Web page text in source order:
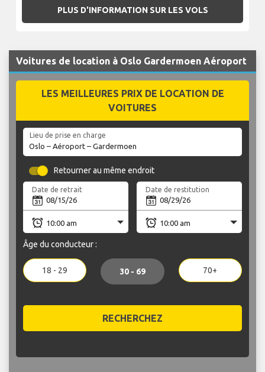
PLUS D'INFORMATION SUR LES VOLS
Voitures de location à Oslo Gardermoen Aéroport
LES MEILLEURES PRIX DE LOCATION DE
VOITURES
Lieu de prise en charge
Retourner au même endroit
Date de retrait Date de restitution
Âge du conducteur :
18 - 29 30 - 69 70+
RECHERCHEZ